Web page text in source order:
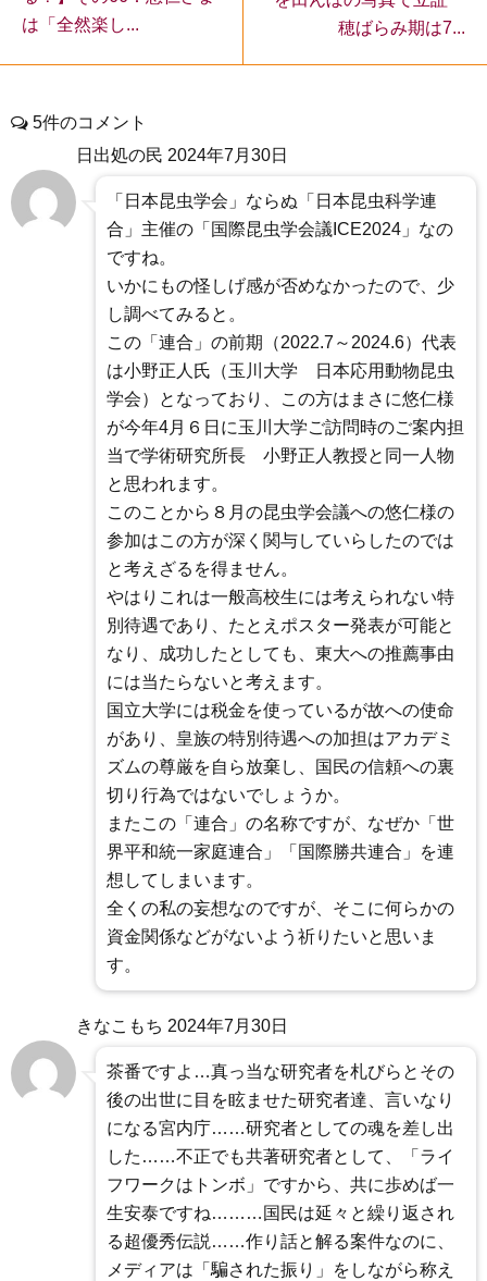
は「全然楽し...
穂ばらみ期は7...
5件のコメント
日出処の民 2024年7月30日
「日本昆虫学会」ならぬ「日本昆虫科学連
合」主催の「国際昆虫学会議ICE2024」なの
ですね。
いかにもの怪しげ感が否めなかったので、少
し調べてみると。
この「連合」の前期（2022.7～2024.6）代表
は小野正人氏（玉川大学 日本応用動物昆虫
学会）となっており、この方はまさに悠仁様
が今年4月６日に玉川大学ご訪問時のご案内担
当で学術研究所長 小野正人教授と同一人物
と思われます。
このことから８月の昆虫学会議への悠仁様の
参加はこの方が深く関与していらしたのでは
と考えざるを得ません。
やはりこれは一般高校生には考えられない特
別待遇であり、たとえポスター発表が可能と
なり、成功したとしても、東大への推薦事由
には当たらないと考えます。
国立大学には税金を使っているが故への使命
があり、皇族の特別待遇への加担はアカデミ
ズムの尊厳を自ら放棄し、国民の信頼への裏
切り行為ではないでしょうか。
またこの「連合」の名称ですが、なぜか「世
界平和統一家庭連合」「国際勝共連合」を連
想してしまいます。
全くの私の妄想なのですが、そこに何らかの
資金関係などがないよう祈りたいと思いま
す。
きなこもち 2024年7月30日
茶番ですよ…真っ当な研究者を札びらとその
後の出世に目を眩ませた研究者達、言いなり
になる宮内庁……研究者としての魂を差し出
した……不正でも共著研究者として、「ライ
フワークはトンボ」ですから、共に歩めば一
生安泰ですね………国民は延々と繰り返され
る超優秀伝説……作り話と解る案件なのに、
メディアは「騙された振り」をしながら称え